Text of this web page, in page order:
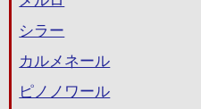
シラー
カルメネール
ピノノワール